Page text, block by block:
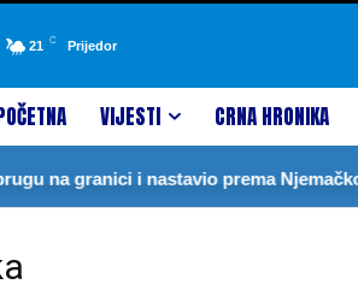
21 C Prijedor
VIJESTI CRNA HRONIKA
na granici i nastavio prema Njemačkoj